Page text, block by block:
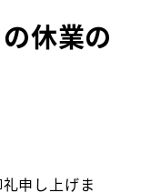
休業の
申し上げま